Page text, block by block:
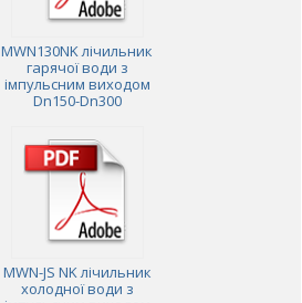
MWN130NK лічильник
гарячої води з
імпульсним виходом
Dn150-Dn300
MWN-JS NK лічильник
холодної води з